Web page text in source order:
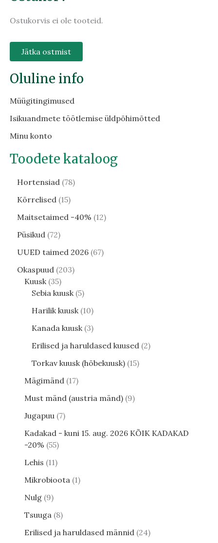
Ostukorvis ei ole tooteid.
Jätka ostmist
Oluline info
Müügitingimused
Isikuandmete töötlemise üldpõhimõtted
Minu konto
Toodete kataloog
Hortensiad 78
Kõrrelised 15
Maitsetaimed -40% 12
Püsikud 72
UUED taimed 2026 67
Okaspuud 203
Kuusk 35
Sebia kuusk 5
Harilik kuusk 10
Kanada kuusk 3
Erilised ja haruldased kuused 2
Torkav kuusk (hõbekuusk) 15
Mägimänd 17
Must mänd (austria mänd) 9
Jugapuu 7
Kadakad - kuni 15. aug. 2026 KÕIK KADAKAD
-20% 55
Lehis 11
Mikrobioota 1
Nulg 9
Tsuuga 8
Erilised ja haruldased männid 24